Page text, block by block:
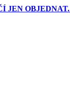
JEN OBJEDNAT.